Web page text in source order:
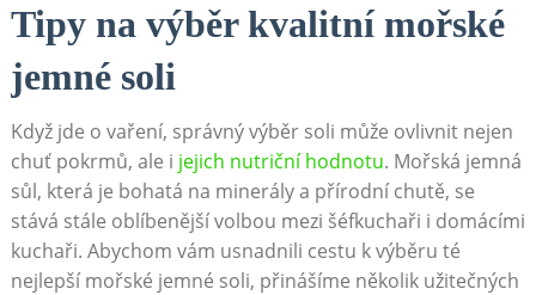
Tipy na výběr kvalitní mořské
jemné soli
Když jde o vaření, správný výběr soli může ovlivnit nejen
chuť pokrmů, ale i jejich nutriční hodnotu. Mořská jemná
sůl, která je bohatá na minerály a přírodní chutě, se
stává stále oblíbenější volbou mezi šéfkuchaři i domácími
kuchaři. Abychom vám usnadnili cestu k výběru té
nejlepší mořské jemné soli, přinášíme několik užitečných